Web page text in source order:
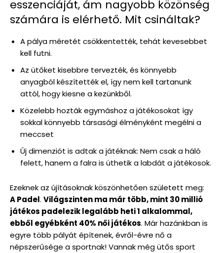
esszenciáját, ám nagyobb közönség
számára is elérhető. Mit csináltak?
A pálya méretét csökkentették, tehát kevesebbet
kell futni.
Az ütőket kisebbre tervezték, és könnyebb
anyagból készítették el, így nem kell tartanunk
attól, hogy kiesne a kezünkből.
Közelebb hozták egymáshoz a játékosokat így
sokkal könnyebb társasági élményként megélni a
meccset
Új dimenziót is adtak a játéknak: Nem csak a háló
felett, hanem a falra is üthetik a labdát a játékosok.
Ezeknek az újításoknak köszönhetően született meg:
A Padel. Világszinten ma már több, mint 30 millió
játékos padelezik legalább heti 1 alkalommal,
ebből egyébként 40% női játékos. Már hazánkban is
egyre több pályát építenek, évről-évre nő a
népszerűsége a sportnak! Vannak még ütős sport